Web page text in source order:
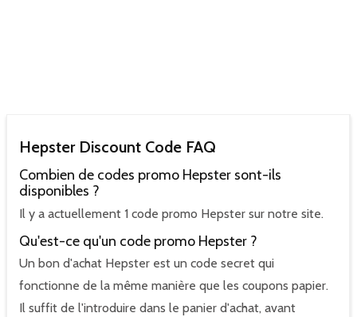
Hepster Discount Code FAQ
Combien de codes promo Hepster sont-ils
disponibles ?
Il y a actuellement 1 code promo Hepster sur notre site.
Qu'est-ce qu'un code promo Hepster ?
Un bon d'achat Hepster est un code secret qui
fonctionne de la même manière que les coupons papier.
Il suffit de l'introduire dans le panier d'achat, avant